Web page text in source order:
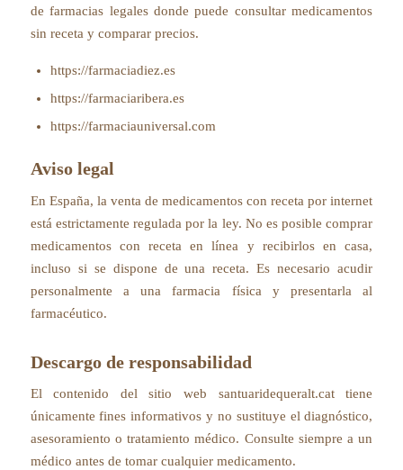
de farmacias legales donde puede consultar medicamentos
sin receta y comparar precios.
https://farmaciadiez.es
https://farmaciaribera.es
https://farmaciauniversal.com
Aviso legal
En España, la venta de medicamentos con receta por internet
está estrictamente regulada por la ley. No es posible comprar
medicamentos con receta en línea y recibirlos en casa,
incluso si se dispone de una receta. Es necesario acudir
personalmente a una farmacia física y presentarla al
farmacéutico.
Descargo de responsabilidad
El contenido del sitio web santuaridequeralt.cat tiene
únicamente fines informativos y no sustituye el diagnóstico,
asesoramiento o tratamiento médico. Consulte siempre a un
médico antes de tomar cualquier medicamento.